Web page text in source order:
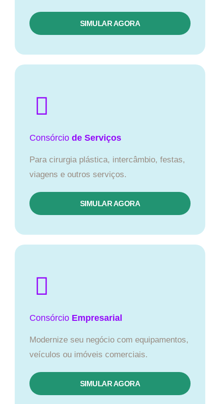
SIMULAR AGORA
Consórcio de Serviços
Para cirurgia plástica, intercâmbio, festas,
viagens e outros serviços.
SIMULAR AGORA
Consórcio Empresarial
Modernize seu negócio com equipamentos,
veículos ou imóveis comerciais.
SIMULAR AGORA